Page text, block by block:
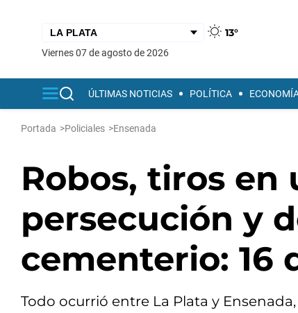
13°
viernes 07 de agosto de 2026
ÚLTIMAS NOTICIAS POLÍTICA
Portada >Policiales >Ensenada
Robos, tiros en
persecución y
cementerio: 16
Todo ocurrió entre La Plata y